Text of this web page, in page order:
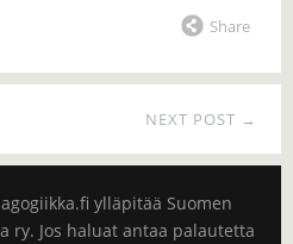
Share
NEXT POST →
ylläpitää Suomen
ry. Jos haluat antaa palautetta